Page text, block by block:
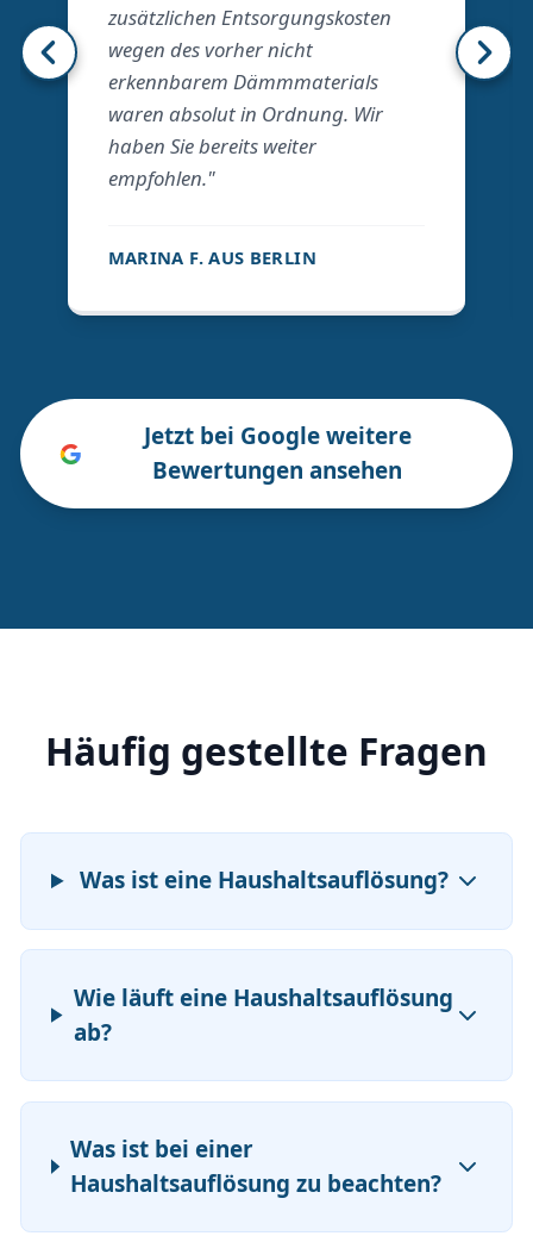
zusätzlichen Entsorgungskosten
wegen des vorher nicht
erkennbarem Dämmmaterials
waren absolut in Ordnung. Wir
haben Sie bereits weiter
empfohlen."
MARINA F. AUS BERLIN
Jetzt bei Google weitere
Bewertungen ansehen
Häufig gestellte Fragen
Was ist eine Haushaltsauflösung?
Wie läuft eine Haushaltsauflösung
ab?
Was ist bei einer
Haushaltsauflösung zu beachten?